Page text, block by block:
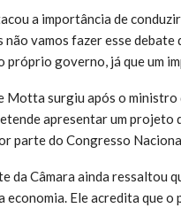
a importância de
não vamos fazer esse
próprio governo, já que um
Motta surgiu após o
apresentar um projeto
parte do Congresso
da Câmara ainda ressaltou
economia. Ele acredita que